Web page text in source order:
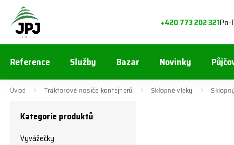
+420 773 202 321Po-
Reference Služby Bazar Novinky
Úvod Traktorové nosiče kontejnerů Sklopné vleky
Kategorie produktů
Vyvážečky